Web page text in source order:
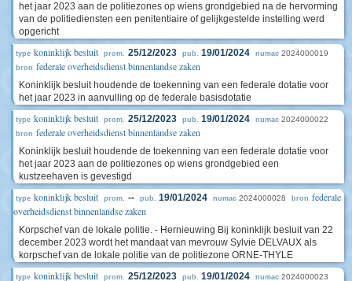
het jaar 2023 aan de politiezones op wiens grondgebied na de hervorming
van de politiediensten een penitentiaire of gelijkgestelde instelling werd
opgericht
type koninklijk besluit prom. 25/12/2023 pub. 19/01/2024 numac 2024000019
bron federale overheidsdienst binnenlandse zaken
Koninklijk besluit houdende de toekenning van een federale dotatie voor
het jaar 2023 in aanvulling op de federale basisdotatie
type koninklijk besluit prom. 25/12/2023 pub. 19/01/2024 numac 2024000022
bron federale overheidsdienst binnenlandse zaken
Koninklijk besluit houdende de toekenning van een federale dotatie voor
het jaar 2023 aan de politiezones op wiens grondgebied een
kustzeehaven is gevestigd
type koninklijk besluit prom. -- pub. 19/01/2024 numac 2024000028 bron federale
overheidsdienst binnenlandse zaken
Korpschef van de lokale politie. - Hernieuwing Bij koninklijk besluit van 22
december 2023 wordt het mandaat van mevrouw Sylvie DELVAUX als
korpschef van de lokale politie van de politiezone ORNE-THYLE
type koninklijk besluit prom. 25/12/2023 pub. 19/01/2024 numac 2024000023